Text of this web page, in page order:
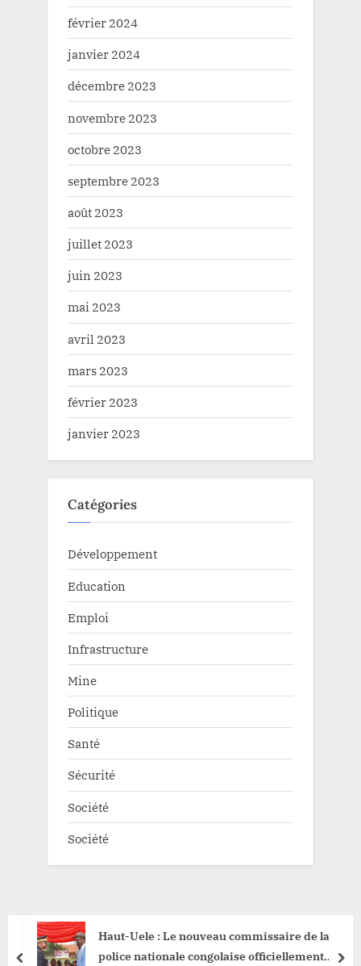
février 2024
janvier 2024
décembre 2023
novembre 2023
octobre 2023
septembre 2023
août 2023
juillet 2023
juin 2023
mai 2023
avril 2023
mars 2023
février 2023
janvier 2023
Catégories
Développement
Education
Emploi
Infrastructure
Mine
Politique
Santé
Sécurité
Société
Société
Haut-Uele : Le nouveau commissaire de la
police nationale congolaise officiellement